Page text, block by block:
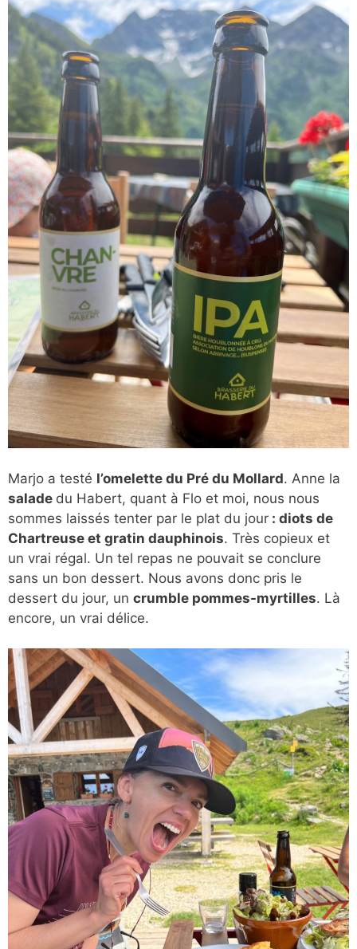
Marjo a testé l’omelette du Pré du Mollard. Anne la
salade du Habert, quant à Flo et moi, nous nous
sommes laissés tenter par le plat du jour : diots de
Chartreuse et gratin dauphinois. Très copieux et
un vrai régal. Un tel repas ne pouvait se conclure
sans un bon dessert. Nous avons donc pris le
dessert du jour, un crumble pommes-myrtilles. Là
encore, un vrai délice.